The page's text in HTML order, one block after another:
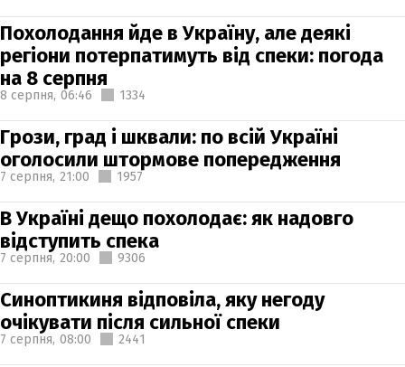
Похолодання йде в Україну, але деякі
регіони потерпатимуть від спеки: погода
на 8 серпня
8 серпня, 06:46 1334
Грози, град і шквали: по всій Україні
оголосили штормове попередження
7 серпня, 21:00 1957
В Україні дещо похолодає: як надовго
відступить спека
7 серпня, 20:00 9306
Синоптикиня відповіла, яку негоду
очікувати після сильної спеки
7 серпня, 08:00 2441